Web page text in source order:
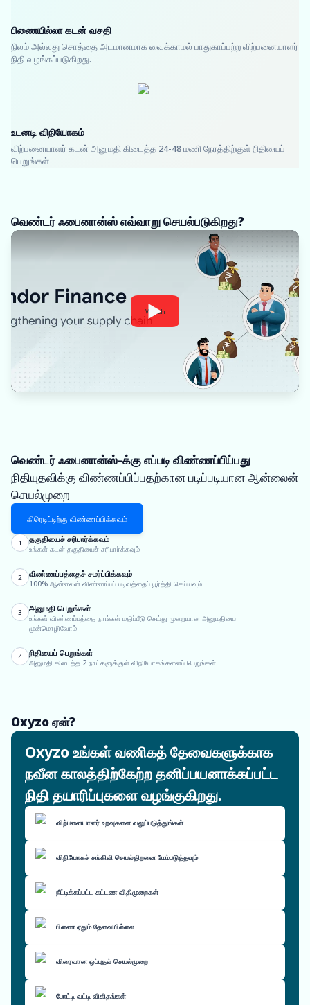
பிணையில்லா கடன் வசதி
நிலம் அல்லது சொத்தை அடமானமாக வைக்காமல் பாதுகாப்பற்ற விற்பனையாளர்
நிதி வழங்கப்படுகிறது.
உடனடி விநியோகம்
விற்பனையாளர் கடன் அனுமதி கிடைத்த 24-48 மணி நேரத்திற்குள் நிதியைப்
பெறுங்கள்
வெண்டர் ஃபைனான்ஸ் எவ்வாறு செயல்படுகிறது?
Watch
வெண்டர் ஃபைனான்ஸ்-க்கு எப்படி விண்ணப்பிப்பது
நிதியுதவிக்கு விண்ணப்பிப்பதற்கான படிப்படியான ஆன்லைன்
செயல்முறை
கிரெடிட்டிற்கு விண்ணப்பிக்கவும்
1 தகுதியைச் சரிபார்க்கவும்
உங்கள் கடன் தகுதியைச் சரிபார்க்கவும்
2 விண்ணப்பத்தைச் சமர்ப்பிக்கவும்
100% ஆன்லைன் விண்ணப்பப் படிவத்தைப் பூர்த்தி செய்யவும்
3 அனுமதி பெறுங்கள்
உங்கள் விண்ணப்பத்தை நாங்கள் மதிப்பீடு செய்து முறையான அனுமதியை
முன்மொழிவோம்
4 நிதியைப் பெறுங்கள்
அனுமதி கிடைத்த 2 நாட்களுக்குள் விநியோகங்களைப் பெறுங்கள்
Oxyzo ஏன்?
Oxyzo உங்கள் வணிகத் தேவைகளுக்காக
நவீன காலத்திற்கேற்ற தனிப்பயனாக்கப்பட்ட
நிதி தயாரிப்புகளை வழங்குகிறது.
விற்பனையாளர் உறவுகளை வலுப்படுத்துங்கள்
விநியோகச் சங்கிலி செயல்திறனை மேம்படுத்தவும்
நீட்டிக்கப்பட்ட கட்டண விதிமுறைகள்
பிணை ஏதும் தேவையில்லை
விரைவான ஒப்புதல் செயல்முறை
போட்டி வட்டி விகிதங்கள்